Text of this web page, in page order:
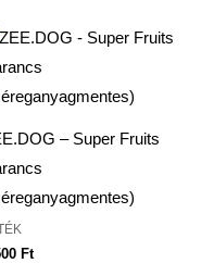
– Super Fruits
Ft